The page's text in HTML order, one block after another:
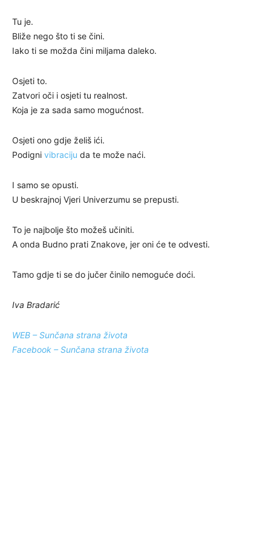
Tu je.
Bliže nego što ti se čini.
Iako ti se možda čini miljama daleko.
Osjeti to.
Zatvori oči i osjeti tu realnost.
Koja je za sada samo mogućnost.
Osjeti ono gdje želiš ići.
Podigni vibraciju da te može naći.
I samo se opusti.
U beskrajnoj Vjeri Univerzumu se prepusti.
To je najbolje što možeš učiniti.
A onda Budno prati Znakove, jer oni će te odvesti.
Tamo gdje ti se do jučer činilo nemoguće doći.
Iva Bradarić
WEB – Sunčana strana života
Facebook – Sunčana strana života